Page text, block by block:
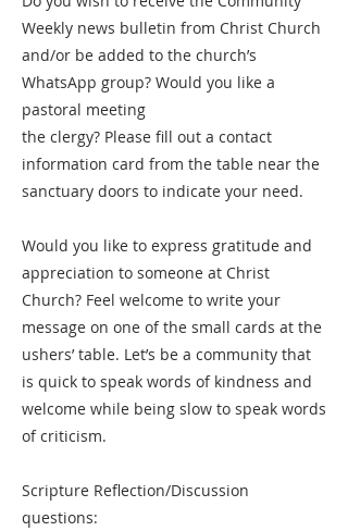
Weekly news bulletin from Christ Church
and/or be added to the church’s
WhatsApp group? Would you like a
pastoral meeting
the clergy? Please fill out a contact
information card from the table near the
sanctuary doors to indicate your need.
Would you like to express gratitude and
appreciation to someone at Christ
Church? Feel welcome to write your
message on one of the small cards at the
ushers’ table. Let’s be a community that
is quick to speak words of kindness and
welcome while being slow to speak words
of criticism.
Scripture Reflection/Discussion
questions: